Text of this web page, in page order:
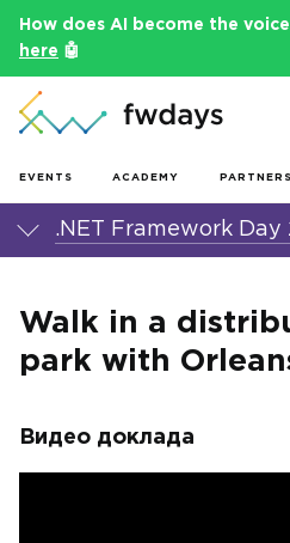
How does AI become the
here 🤖
EVENTS ACADEMY PARTNERS
.NET Framework Day
Walk in a
park with
Видео доклада